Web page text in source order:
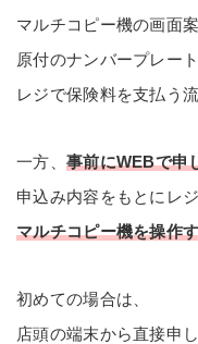
マルチコピー機の画面
原付のナンバープレー
レジで保険料を支払う
一方、 事前にWEBで申
申込み内容をもとにレ
マルチコピー機を操作
初めての場合は、
店頭の端末から直接申